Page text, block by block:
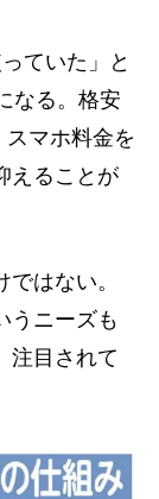
ていた」と
なる。格安
マホ料金を
えることが
はない。
うニーズも
注目されて